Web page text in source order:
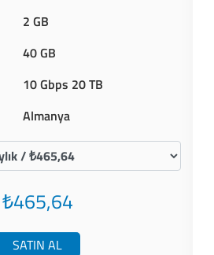
2 GB
40 GB
10 Gbps 20 TB
Almanya
₺465,64
SATIN AL